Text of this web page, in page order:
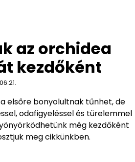
az orchidea
kezdőként
elsőre bonyolultnak tűnhet, de
odafigyeléssel és türelemmel
még kezdőként
meg cikkünkben.